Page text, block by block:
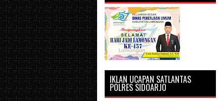
IKLAN UCAPAN SATLANTAS
POLRES SIDOARJO